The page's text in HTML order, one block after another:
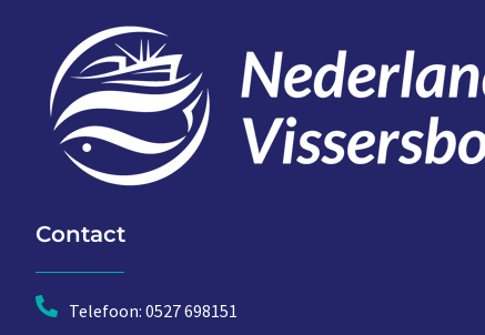
Contact
Telefoon: 0527 698151